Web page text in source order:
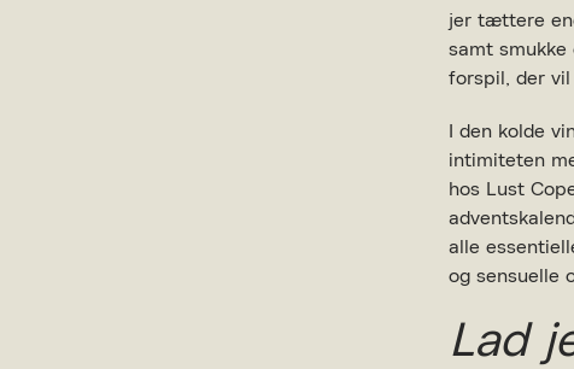
jer tættere
samt
forspil, der vil
I den kolde
intimiteten
hos Lust
alle
og sensuelle
Lad